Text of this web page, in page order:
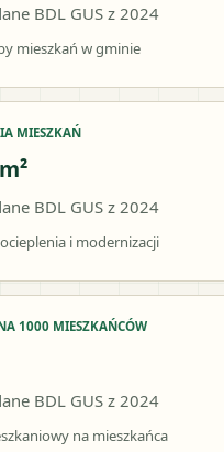
BDL GUS z 2024
mieszkań w gminie
MIESZKAŃ
BDL GUS z 2024
i modernizacji
1000 MIESZKAŃCÓW
BDL GUS z 2024
na mieszkańca